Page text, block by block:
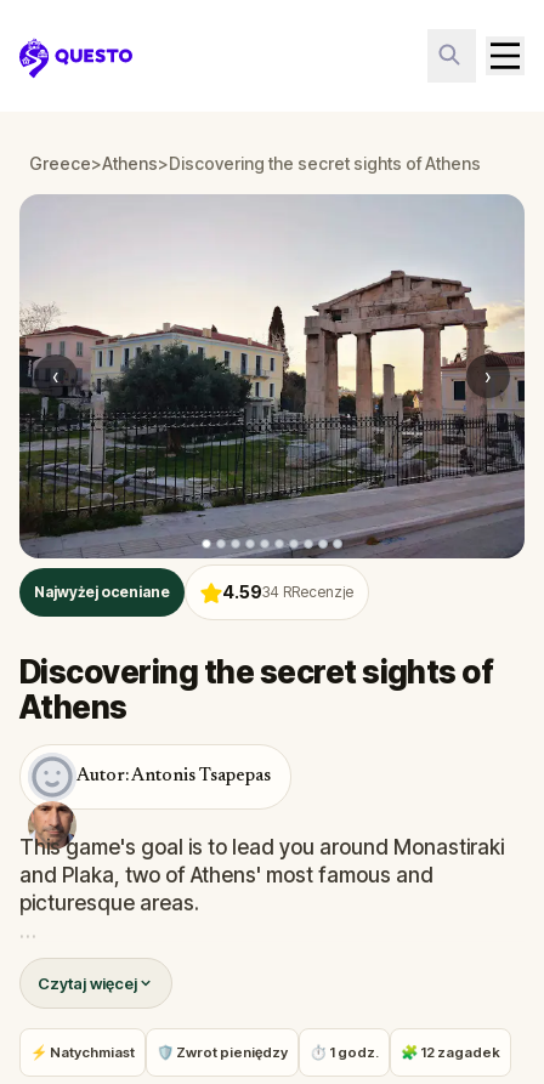
Questo
Greece>Athens>Discovering the secret sights of Athens
‹ ›
Najwyżej oceniane 4.5934 RRecenzje
Discovering the secret sights of
Athens
Autor: Antonis Tsapepas
This game's goal is to lead you around Monastiraki
and Plaka, two of Athens' most famous and
picturesque areas.
The riddles are straightforward and don't follow any
kind of plot; they are meant to amuse you and
encourage you to engage with the attractions. You
will learn little-known facts and come across
monuments that are typically ignored as you pass by
Czytaj więcej
⚡ Natychmiast 🛡 Zwrot pieniędzy ⏱ 1 godz. 🧩 12 zagadek